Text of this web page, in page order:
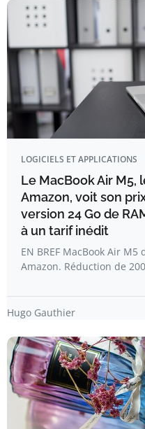
LOGICIELS ET APPLICATIONS
Le MacBook Air M5,
Amazon, voit son
version 24 Go de
à un tarif inédit
EN BREF MacBook Air
Amazon. Réduction de
Hugo Gauthier